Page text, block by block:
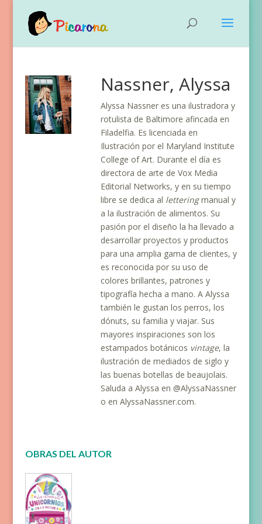
Nassner, Alyssa
Alyssa Nassner es una ilustradora y
rotulista de Baltimore afincada en
Filadelfia. Es licenciada en
Ilustración por el Maryland Institute
College of Art. Durante el día es
directora de arte de Vox Media
Editorial Networks, y en su tiempo
libre se dedica al letteringmanual y
a la ilustración de alimentos. Su
pasión por el diseño la ha llevado a
desarrollar proyectos y productos
para una amplia gama de clientes, y
es reconocida por su uso de
colores brillantes, patrones y
tipografía hecha a mano. A Alyssa
también le gustan los perros, los
dónuts, su familia y viajar. Sus
mayores inspiraciones son los
estampados botánicos vintage, la
ilustración de mediados de siglo y
las buenas botellas de beaujolais.
Saluda a Alyssa en @AlyssaNassner
o en AlyssaNassner.com.
OBRAS DEL AUTOR